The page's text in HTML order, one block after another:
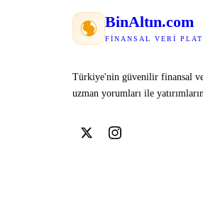
BinAltın.com
FINANSAL VERI
Türkiye'nin güvenilir finansal
uzman yorumları ile